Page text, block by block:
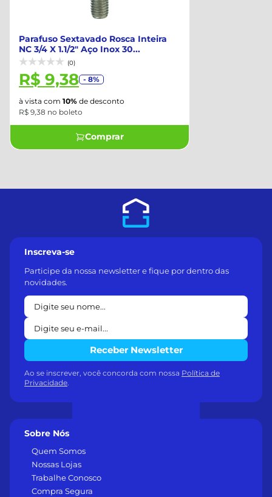
Parafuso Sextavado Rosca Inteira
NC 3/4 X 1.1/2" Aço Inox 30...
(0)
R$ 9,38 - 8%
à vista com 10% de desconto
R$ 9,38 no boleto
Comprar
Sobre Nós
Quem Somos
Nossas Lojas
Trabalhe Conosco
Compra Segura
Inscreva-se
Participe da nossa newsletter e fique por dentro das
novidades.
Receber Newsletter
Ao se inscrever, você concorda com nossa Política de
Privacidade